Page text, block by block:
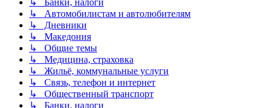
↳ Автомобилистам и автолюбителям
↳ Дневники
↳ Македония
↳ Общие темы
↳ Медицина, страховка
↳ Жильё, коммунальные услуги
↳ Связь, телефон и интернет
↳ Общественный транспорт
↳ Банки, налоги